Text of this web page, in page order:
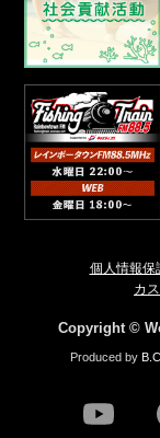
個人情報保
カ
Copyright ©
Produced by
youtube